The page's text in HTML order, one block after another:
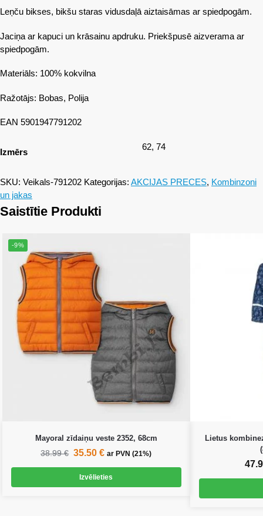
Leņču bikses, bikšu staras vidusdaļā aiztaisāmas ar spiedpogām.
Jaciņa ar kapuci un krāsainu apdruku. Priekšpusē aizverama ar
spiedpogām.
Materiāls: 100% kokvilna
Ražotājs: Bobas, Polija
EAN 5901947791202
Izmērs
62, 74
SKU: Veikals-791202 Kategorijas: AKCIJAS PRECES, Kombinzoni
un jakas
Saistītie Produkti
-9%
Mayoral zīdaiņu veste 2352, 68cm
38.99€ 35.50€ ar PVN (21%)
Izvēlieties
Lietus